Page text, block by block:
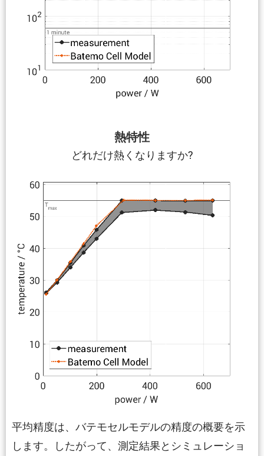
熱特性
どれだけ熱くなりますか?
平均精度は、バテモセルモデルの精度の概要を示
します。したがって、測定結果とシミュレーショ